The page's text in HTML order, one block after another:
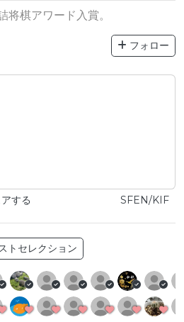
棋アワード入賞。
フォロー
する SFEN/KIF
トセレクション